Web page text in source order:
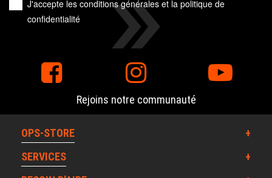
J'accepte lesconditions générales et lapolitique de
confidentialité
Rejoins notre communauté
OPS-STORE
SERVICES